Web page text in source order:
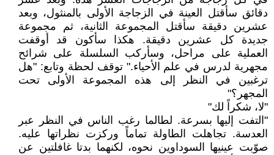
دقائق سأقتل العينة في الزجاجة الأولى بالمنثول، وبعد
عشرين دقيقة سأقتل المجموعة الثانية، ثم مجموعة
جديدة كل عشرين دقيقة. هكذا سأكون قد أوقفت
العملية على مراحل، وسأركب السلسلة على شرائح
مجهرية لدرس في علم الأحياء." توقف لحظة وتابع: "هل
ترغبين في النظر إلى هذه المجموعة الأولى تحت
المجهر؟"
"لا، شكراً لك"
"التفت إليها بسرعة. لطالما رغب الناس في النظر عبر
العدسة. تجاهلت الطاولة تماماً وركزت نظراتها عليه.
صوّبت عينيها السوداوين نحوه، لكنهما بدتا غافلتين عن